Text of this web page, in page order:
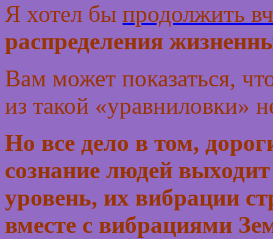
Я хотел бы продолжить
распределения
Вам может показаться,
из такой «уравниловки»
Но все дело в том,
сознание людей
уровень, их вибрации
вместе с вибрациями